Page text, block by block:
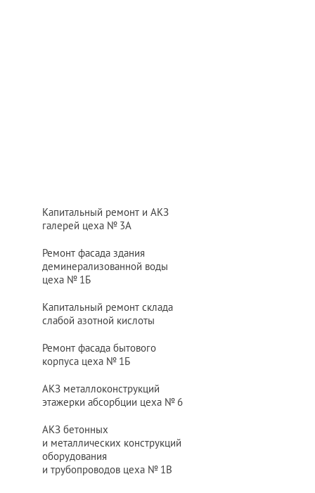
Капитальный ремонт и АКЗ
галерей цеха № 3А
Ремонт фасада здания
деминерализованной воды
цеха № 1 Б
Капитальный ремонт склада
слабой азотной кислоты
Ремонт фасада бытового
корпуса цеха № 1 Б
АКЗ металлоконструкций
этажерки абсорбции цеха № 6
АКЗ бетонных
и металлических конструкций
оборудования
и трубопроводов цеха № 1 В